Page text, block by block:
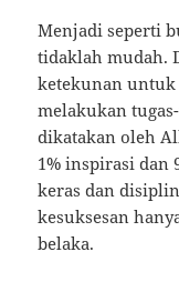
Menjadi seperti
tidaklah mudah.
ketekunan untuk
melakukan
dikatakan oleh
1% inspirasi dan
keras dan
kesuksesan
belaka.